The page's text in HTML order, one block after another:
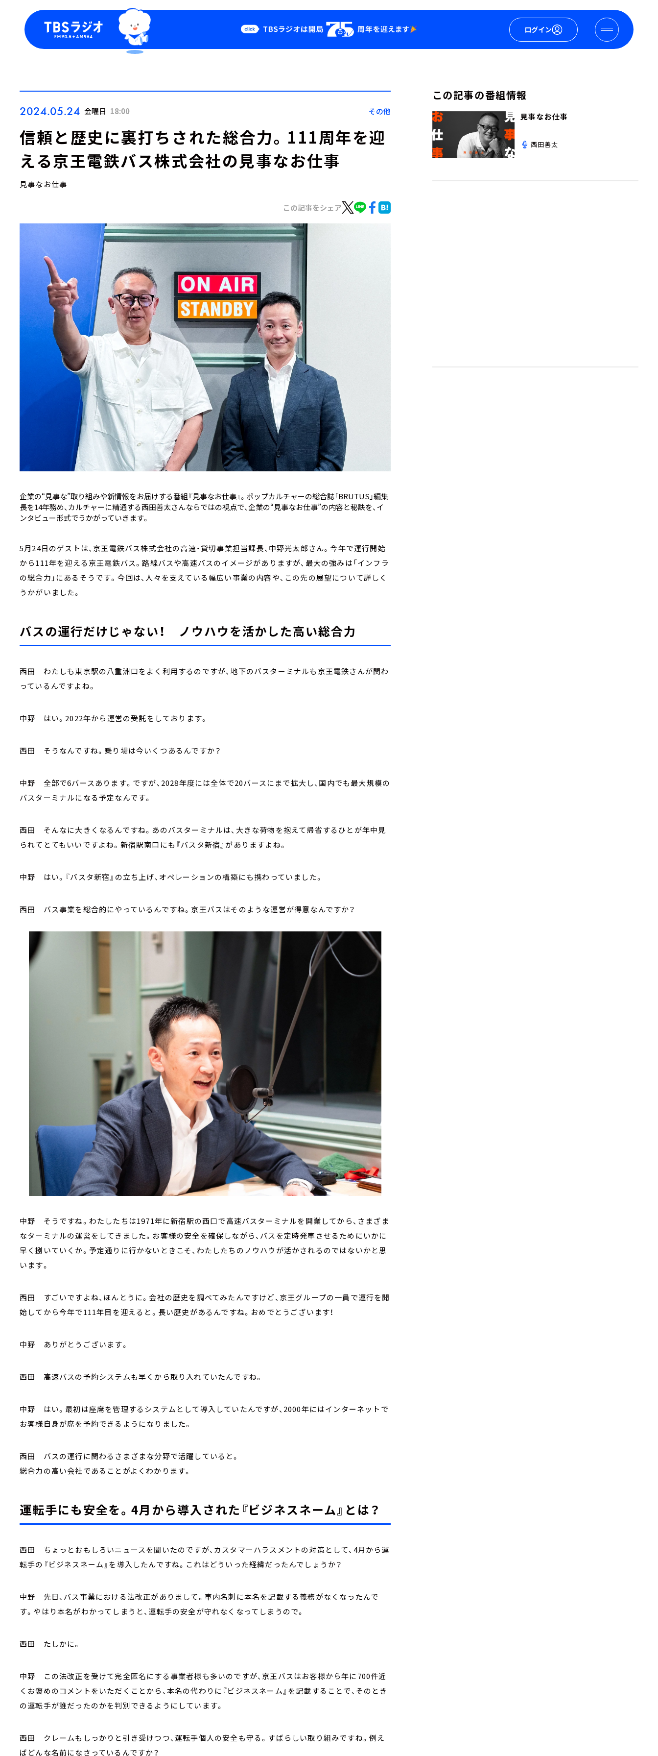
ログイン
Podcast
YouTube
2024.05.24 金曜日 18:00 その他
信頼と歴史に裏打ちされた総合力。111周年を迎
える京王電鉄バス株式会社の見事なお仕事
見事なお仕事
この記事をシェア
企業の“見事な”取り組みや新情報をお届けする番組『見事なお仕事』。ポップカルチャーの総合誌「BRUTUS」編集
長を14年務め、カルチャーに精通する西田善太さんならではの視点で、企業の“見事なお仕事”の内容と秘訣を、イ
ンタビュー形式でうかがっていきます。
5月24日のゲストは、京王電鉄バス株式会社の高速・貸切事業担当課長、中野光太郎さん。今年で運行開始
から111年を迎える京王電鉄バス。路線バスや高速バスのイメージがありますが、最大の強みは「インフラ
の総合力」にあるそうです。今回は、人々を支えている幅広い事業の内容や、この先の展望について詳しく
うかがいました。
バスの運行だけじゃない！ ノウハウを活かした高い総合力
西田 わたしも東京駅の八重洲口をよく利用するのですが、地下のバスターミナルも京王電鉄さんが関わ
っているんですよね。
中野 はい。2022年から運営の受託をしております。
西田 そうなんですね。乗り場は今いくつあるんですか？
中野 全部で6バースあります。ですが、2028年度には全体で20バースにまで拡大し、国内でも最大規模の
バスターミナルになる予定なんです。
西田 そんなに大きくなるんですね。あのバスターミナルは、大きな荷物を抱えて帰省するひとが年中見
られてとてもいいですよね。新宿駅南口にも『バスタ新宿』がありますよね。
中野 はい。『バスタ新宿』の立ち上げ、オペレーションの構築にも携わっていました。
西田 バス事業を総合的にやっているんですね。京王バスはそのような運営が得意なんですか？
中野 そうですね。わたしたちは1971年に新宿駅の西口で高速バスターミナルを開業してから、さまざま
なターミナルの運営をしてきました。お客様の安全を確保しながら、バスを定時発車させるためにいかに
早く捌いていくか。予定通りに行かないときこそ、わたしたちのノウハウが活かされるのではないかと思
います。
西田 すごいですよね、ほんとうに。会社の歴史を調べてみたんですけど、京王グループの一員で運行を開
始してから今年で111年目を迎えると。長い歴史があるんですね。おめでとうございます！
中野 ありがとうございます。
西田 高速バスの予約システムも早くから取り入れていたんですね。
中野 はい。最初は座席を管理するシステムとして導入していたんですが、2000年にはインターネットで
お客様自身が席を予約できるようになりました。
西田 バスの運行に関わるさまざまな分野で活躍していると。
総合力の高い会社であることがよくわかります。
運転手にも安全を。4月から導入された『ビジネスネーム』とは？
西田 ちょっとおもしろいニュースを聞いたのですが、カスタマーハラスメントの対策として、4月から運
転手の『ビジネスネーム』を導入したんですね。これはどういった経緯だったんでしょうか？
中野 先日、バス事業における法改正がありまして。車内名刺に本名を記載する義務がなくなったんで
す。やはり本名がわかってしまうと、運転手の安全が守れなくなってしまうので。
西田 たしかに。
中野 この法改正を受けて完全匿名にする事業者様も多いのですが、京王バスはお客様から年に700件近
くお褒めのコメントをいただくことから、本名の代わりに『ビジネスネーム』を記載することで、そのとき
の運転手が誰だったのかを判別できるようにしています。
西田 クレームもしっかりと引き受けつつ、運転手個人の安全も守る。すばらしい取り組みですね。例え
ばどんな名前になさっているんですか？
この記事の番組情報
見事なお仕事
西田善太